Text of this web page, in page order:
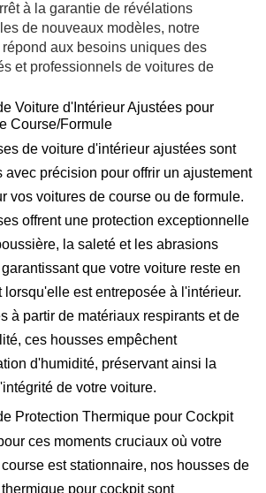
à la garantie de révélations
de nouveaux modèles, notre
aux besoins uniques des
et professionnels de voitures de
Voiture d'Intérieur Ajustées pour
Course/Formule
de voiture d'intérieur ajustées sont
avec précision pour offrir un ajustement
vos voitures de course ou de formule.
offrent une protection exceptionnelle
la saleté et les abrasions
que votre voiture reste en
lorsqu'elle est entreposée à l'intérieur.
à partir de matériaux respirants et de
ces housses empêchent
d'humidité, préservant ainsi la
de votre voiture.
Protection Thermique pour Cockpit
ces moments cruciaux où votre
est stationnaire, nos housses de
pour cockpit sont